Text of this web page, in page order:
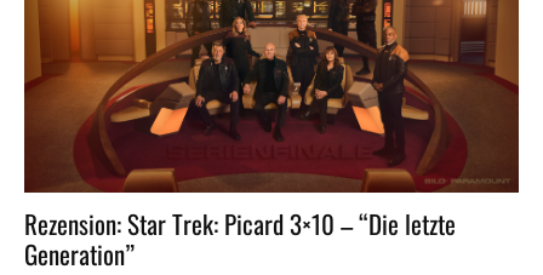
Rezension: Star Trek: Picard 3×10 – “Die letzte
Generation”